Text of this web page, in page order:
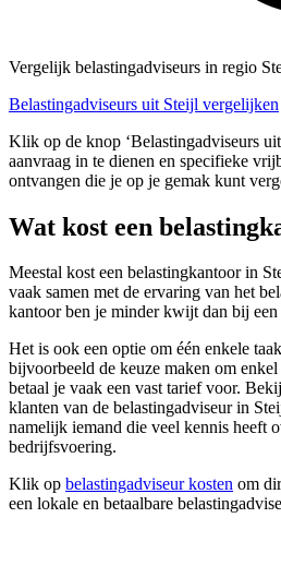
Vergelijk belastingadviseurs in regio
Belastingadviseurs uit Steijl vergelijken
Klik op de knop ‘Belastingadviseurs
aanvraag in te dienen en specifieke
ontvangen die je op je gemak kunt
Wat kost een
Meestal kost een belastingkantoor in
vaak samen met de ervaring van het
kantoor ben je minder kwijt dan bij
Het is ook een optie om één enkele
bijvoorbeeld de keuze maken om
betaal je vaak een vast tarief voor.
klanten van de belastingadviseur in
namelijk iemand die veel kennis heeft
bedrijfsvoering.
Klik op belastingadviseur kosten om
een lokale en betaalbare